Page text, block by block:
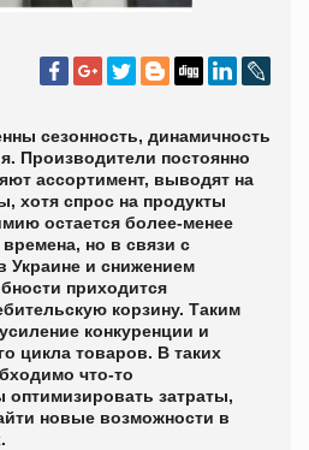
сезонность, динамичность
Производители постоянно
ассортимент, выводят на
хотя спрос на продукты
остается более-менее
но в связи с
Украине и снижением
приходится
корзину. Таким
конкуренции и
цикла товаров. В таких
что-то
оптимизировать затраты,
новые возможности в